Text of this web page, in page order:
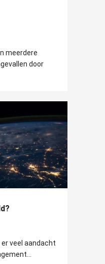
meerdere
door
veel aandacht